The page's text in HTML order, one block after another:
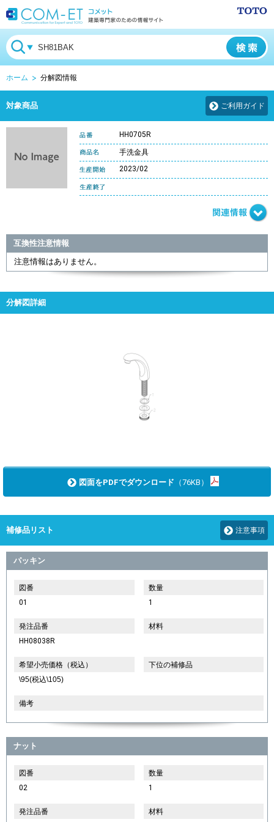
ホーム 分解図情報
対象商品 ご利用ガイド
HH0705R
手洗金具
2023/02
互換性注意情報
注意情報はありません。
分解図詳細
図面をPDFでダウンロード （76KB）
補修品リスト 注意事項
パッキン
図番
01
数量
1
発注品番
HH08038R
材料
希望小売価格（税込）
\95(税込\105)
下位の補修品
備考
ナット
図番
02
数量
1
発注品番
材料